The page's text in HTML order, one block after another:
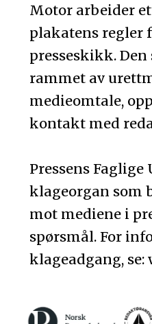
Motor arbeider
plakatens regler
presseskikk. Den
rammet av
medieomtale,
kontakt med
Pressens Faglige
klageorgan som
mot mediene i
spørsmål. For
klageadgang, se: